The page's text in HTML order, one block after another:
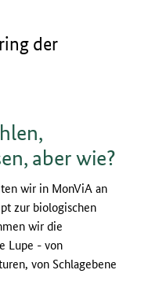
der
aber wie?
wir in MonViA an
zur biologischen
wir die
Lupe - von
von Schlagebene